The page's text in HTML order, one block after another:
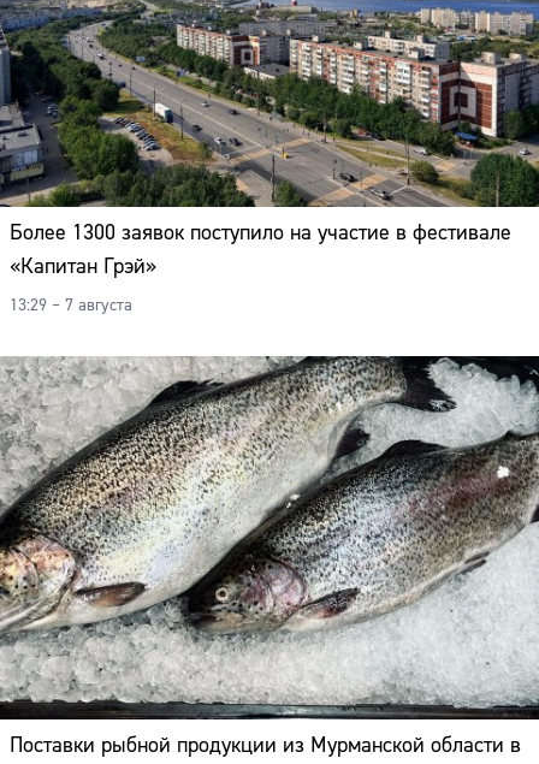
Более 1300 заявок поступило на участие в фестивале
«Капитан Грэй»
13:29 – 7 августа
Поставки рыбной продукции из Мурманской области в